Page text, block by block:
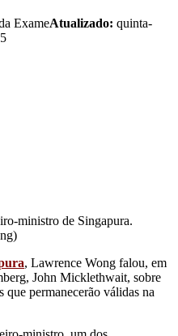
ExameAtualizado: quinta-
ministro de Singapura.
, Lawrence Wong falou, em
John Micklethwait, sobre
que permanecerão válidas na